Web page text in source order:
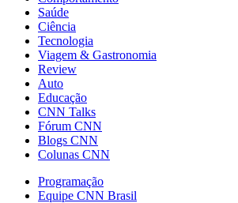
Saúde
Ciência
Tecnologia
Viagem & Gastronomia
Review
Auto
Educação
CNN Talks
Fórum CNN
Blogs CNN
Colunas CNN
Programação
Equipe CNN Brasil